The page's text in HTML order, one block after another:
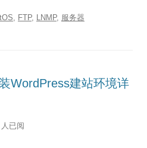
FTP, LNMP, 服务器
WordPress建站环境详
人已阅